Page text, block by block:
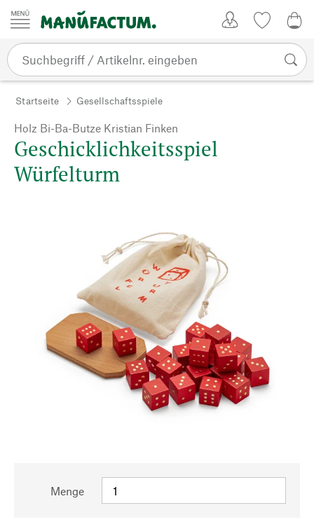
Zum Inhalt springen
Startseite Gesellschaftsspiele
Holz Bi-Ba-Butze Kristian Finken
Geschicklichkeitsspiel
Würfelturm
Menge